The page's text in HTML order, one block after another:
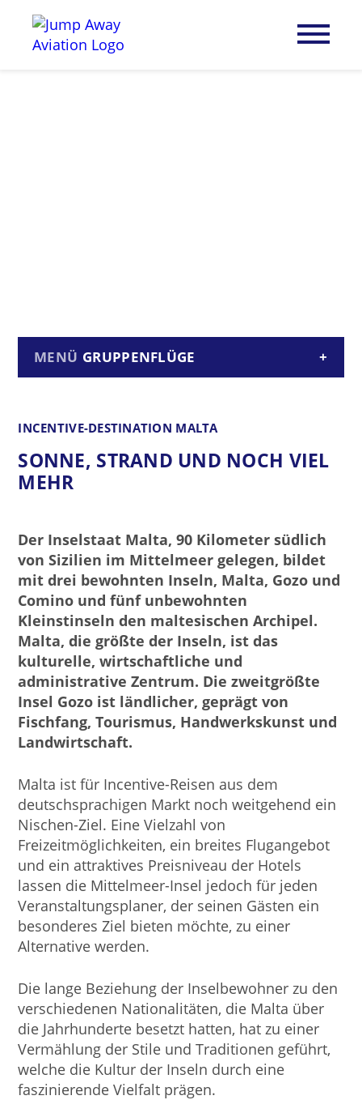
GRUPPENFLÜGE
INCENTIVE-DESTINATION MALTA
SONNE, STRAND UND NOCH VIEL
MEHR
Der Inselstaat Malta, 90 Kilometer südlich
von Sizilien im Mittelmeer gelegen, bildet
mit drei bewohnten Inseln, Malta, Gozo und
Comino und fünf unbewohnten
Kleinstinseln den maltesischen Archipel.
Malta, die größte der Inseln, ist das
kulturelle, wirtschaftliche und
administrative Zentrum. Die zweitgrößte
Insel Gozo ist ländlicher, geprägt von
Fischfang, Tourismus, Handwerkskunst und
Landwirtschaft.
Malta ist für Incentive-Reisen aus dem
deutschsprachigen Markt noch weitgehend ein
Nischen-Ziel. Eine Vielzahl von
Freizeitmöglichkeiten, ein breites Flugangebot
und ein attraktives Preisniveau der Hotels
lassen die Mittelmeer-Insel jedoch für jeden
Veranstaltungsplaner, der seinen Gästen ein
besonderes Ziel bieten möchte, zu einer
Alternative werden.
Die lange Beziehung der Inselbewohner zu den
verschiedenen Nationalitäten, die Malta über
die Jahrhunderte besetzt hatten, hat zu einer
Vermählung der Stile und Traditionen geführt,
welche die Kultur der Inseln durch eine
faszinierende Vielfalt prägen.